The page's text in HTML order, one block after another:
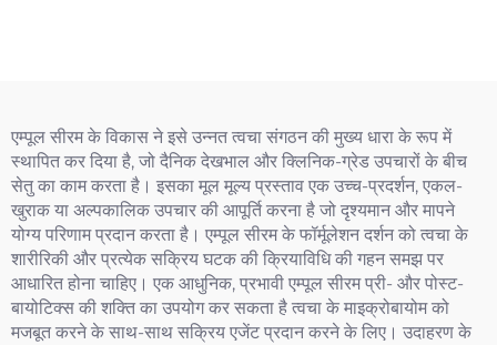
एम्पूल सीरम के विकास ने इसे उन्नत त्वचा संगठन की मुख्य धारा के रूप में
स्थापित कर दिया है, जो दैनिक देखभाल और क्लिनिक-ग्रेड उपचारों के बीच
सेतु का काम करता है। इसका मूल मूल्य प्रस्ताव एक उच्च-प्रदर्शन, एकल-
खुराक या अल्पकालिक उपचार की आपूर्ति करना है जो दृश्यमान और मापने
योग्य परिणाम प्रदान करता है। एम्पूल सीरम के फॉर्मूलेशन दर्शन को त्वचा के
शारीरिकी और प्रत्येक सक्रिय घटक की क्रियाविधि की गहन समझ पर
आधारित होना चाहिए। एक आधुनिक, प्रभावी एम्पूल सीरम प्री- और पोस्ट-
बायोटिक्स की शक्ति का उपयोग कर सकता है त्वचा के माइक्रोबायोम को
मजबूत करने के साथ-साथ सक्रिय एजेंट प्रदान करने के लिए। उदाहरण के